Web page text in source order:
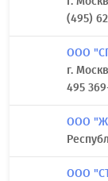
(495)
ООО
г.
495
ООО
ООО